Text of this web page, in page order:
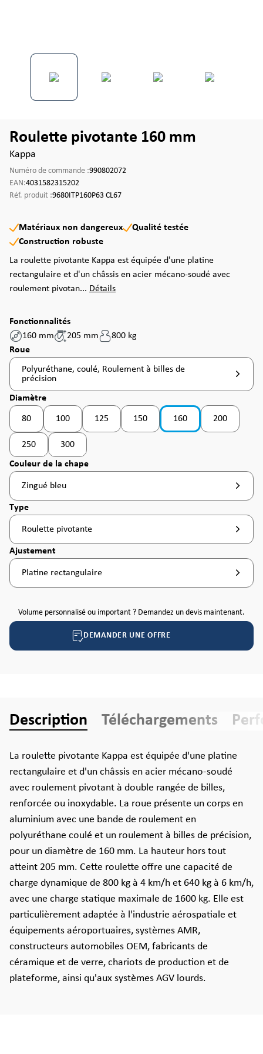
Roulette pivotante 160 mm
Kappa
Numéro de commande :990802072
EAN:4031582315202
Réf. produit :9680ITP160P63 CL67
Matériaux non dangereux
Qualité testée
Construction robuste
La roulette pivotante Kappa est équipée d'une platine
rectangulaire et d'un châssis en acier mécano-soudé avec
roulement pivotan... Détails
Fonctionnalités
160 mm
205 mm
800 kg
Sélectionnez
Roue
Polyuréthane, coulé, Roulement à billes de
précision
Sélectionnez
Diamètre
80
(Cette option n'est pas disponible pour le moment. )
100 125 150
(Cette option n'est pas disponible
160 200
250 300
(Cette option n'est pas disponible pour le moment. )
Sélectionnez
Couleur de la chape
Zingué bleu
Sélectionnez
Type
Roulette pivotante
Sélectionnez
Ajustement
Platine rectangulaire
Volume personnalisé ou important ? Demandez un devis maintenant.
DEMANDER UNE OFFRE
Description Téléchargements
La roulette pivotante Kappa est équipée d'une platine
rectangulaire et d'un châssis en acier mécano-soudé
avec roulement pivotant à double rangée de billes,
renforcée ou inoxydable. La roue présente un corps en
aluminium avec une bande de roulement en
polyuréthane coulé et un roulement à billes de précision,
pour un diamètre de 160 mm. La hauteur hors tout
atteint 205 mm. Cette roulette offre une capacité de
charge dynamique de 800 kg à 4 km/h et 640 kg à 6 km/h,
avec une charge statique maximale de 1600 kg. Elle est
particulièrement adaptée à l'industrie aérospatiale et
équipements aéroportuaires, systèmes AMR,
constructeurs automobiles OEM, fabricants de
céramique et de verre, chariots de production et de
plateforme, ainsi qu'aux systèmes AGV lourds.